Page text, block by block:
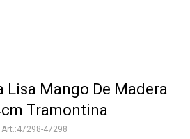
Lisa Mango De Madera
Tramontina
47298-47298